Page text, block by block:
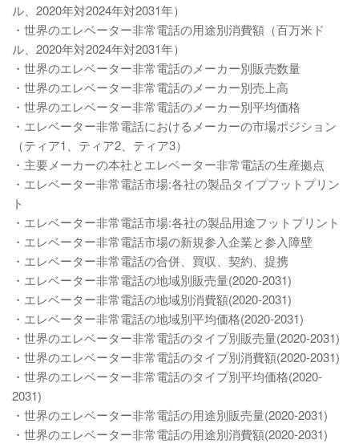
ル、2020年対2024年対2031年）
・世界のエレベーター非常電話の用途別消費額（百万米ド
ル、2020年対2024年対2031年）
・世界のエレベーター非常電話のメーカー別販売数量
・世界のエレベーター非常電話のメーカー別売上高
・世界のエレベーター非常電話のメーカー別平均価格
・エレベーター非常電話におけるメーカーの市場ポジション
（ティア1、ティア2、ティア3）
・主要メーカーの本社とエレベーター非常電話の生産拠点
・エレベーター非常電話市場:各社の製品タイプフットプリン
ト
・エレベーター非常電話市場:各社の製品用途フットプリント
・エレベーター非常電話市場の新規参入企業と参入障壁
・エレベーター非常電話の合併、買収、契約、提携
・エレベーター非常電話の地域別販売量(2020-2031)
・エレベーター非常電話の地域別消費額(2020-2031)
・エレベーター非常電話の地域別平均価格(2020-2031)
・世界のエレベーター非常電話のタイプ別販売量(2020-2031)
・世界のエレベーター非常電話のタイプ別消費額(2020-2031)
・世界のエレベーター非常電話のタイプ別平均価格(2020-
2031)
・世界のエレベーター非常電話の用途別販売量(2020-2031)
・世界のエレベーター非常電話の用途別消費額(2020-2031)